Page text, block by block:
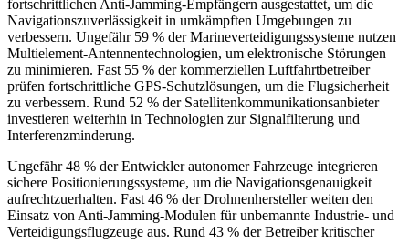
fortschrittlichen Anti-Jamming-Empfängern ausgestattet, um die
Navigationszuverlässigkeit in umkämpften Umgebungen zu
verbessern. Ungefähr 59 % der Marineverteidigungssysteme nutzen
Multielement-Antennentechnologien, um elektronische Störungen
zu minimieren. Fast 55 % der kommerziellen Luftfahrtbetreiber
prüfen fortschrittliche GPS-Schutzlösungen, um die Flugsicherheit
zu verbessern. Rund 52 % der Satellitenkommunikationsanbieter
investieren weiterhin in Technologien zur Signalfilterung und
Interferenzminderung.
Ungefähr 48 % der Entwickler autonomer Fahrzeuge integrieren
sichere Positionierungssysteme, um die Navigationsgenauigkeit
aufrechtzuerhalten. Fast 46 % der Drohnenhersteller weiten den
Einsatz von Anti-Jamming-Modulen für unbemannte Industrie- und
Verteidigungsflugzeuge aus. Rund 43 % der Betreiber kritischer